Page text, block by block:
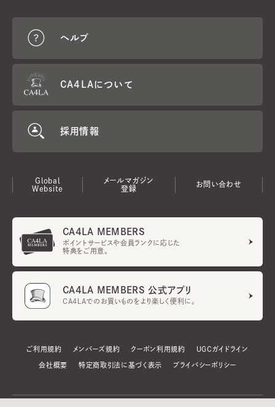
ヘルプ
CA4LAについて
採用情報
Global
Website
メールマガジン
登録
お問い合わせ
CA4LA MEMBERS
ポイントサービスや会員ランクに応じた
特典をご用意。
CA4LA MEMBERS 公式アプリ
CA4LAでのお買いものをより楽しく便利に。
ご利用規約 メンバーズ規約 クーポン利用規約 UGCガイドライン
会社概要 特定商取引法に基づく表示 プライバシーポリシー